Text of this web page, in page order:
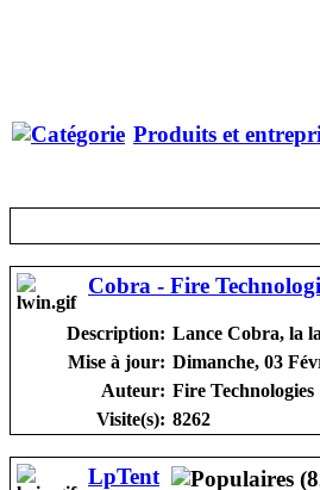
Produits et
Cobra - Fire
Description: Lance Cobra, la
Mise à jour: Dimanche, 03
Auteur: Fire Technologies
Visite(s): 8262
LpTent